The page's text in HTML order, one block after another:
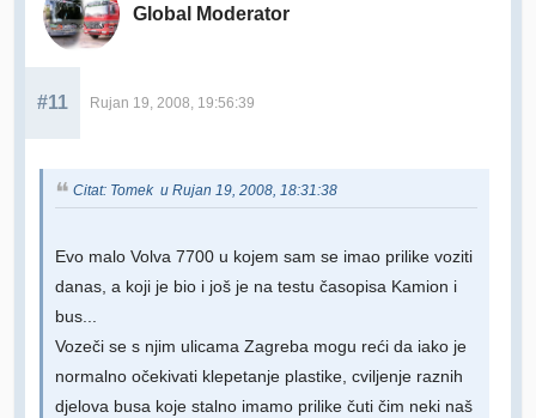
Global Moderator
#11 Rujan 19, 2008, 19:56:39
Citat: Tomek u Rujan 19, 2008, 18:31:38
Evo malo Volva 7700 u kojem sam se imao prilike voziti
danas, a koji je bio i još je na testu časopisa Kamion i
bus...
Vozeči se s njim ulicama Zagreba mogu reći da iako je
normalno očekivati klepetanje plastike, cviljenje raznih
djelova busa koje stalno imamo prilike čuti čim neki naš